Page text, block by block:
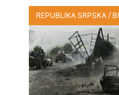
REPUBLIKA SRPSKA /